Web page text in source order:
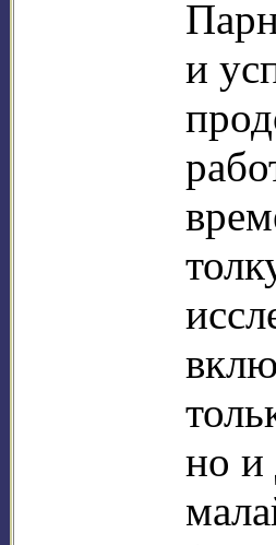
и
но и